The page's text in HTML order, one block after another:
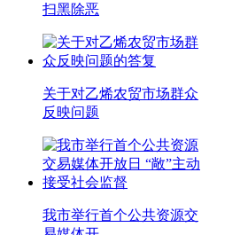
扫黑除恶
关于对乙烯农贸市场群众
反映问题
我市举行首个公共资源交